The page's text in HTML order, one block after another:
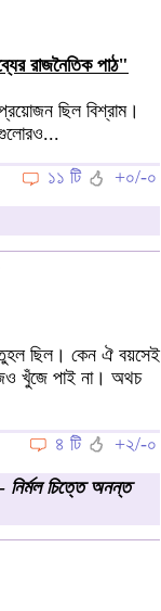
রাজনৈতিক পাঠ"
ছিল বিশ্রাম।
১১ টি
+০/-০
ছিল। কেন ঐ বয়সেই
খুঁজে পাই না। অথচ
৪ টি
+২/-০
চিত্তে অনন্ত